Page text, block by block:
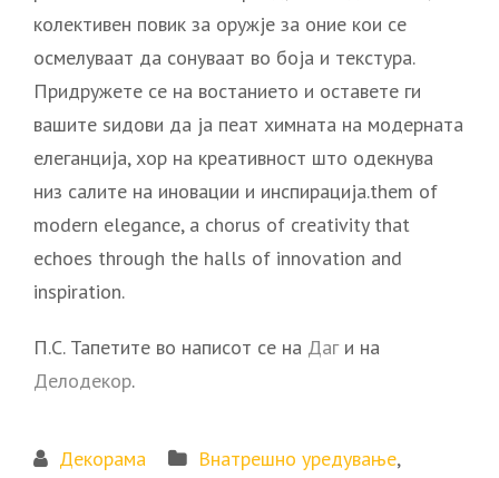
колективен повик за оружје за оние кои се
осмелуваат да сонуваат во боја и текстура.
Придружете се на востанието и оставете ги
вашите ѕидови да ја пеат химната на модерната
елеганција, хор на креативност што одекнува
низ салите на иновации и инспирација.them of
modern elegance, a chorus of creativity that
echoes through the halls of innovation and
inspiration.
П.С. Тапетите во написот се на Даги на
Делодекор.
Декорама Внатрешно уредување,